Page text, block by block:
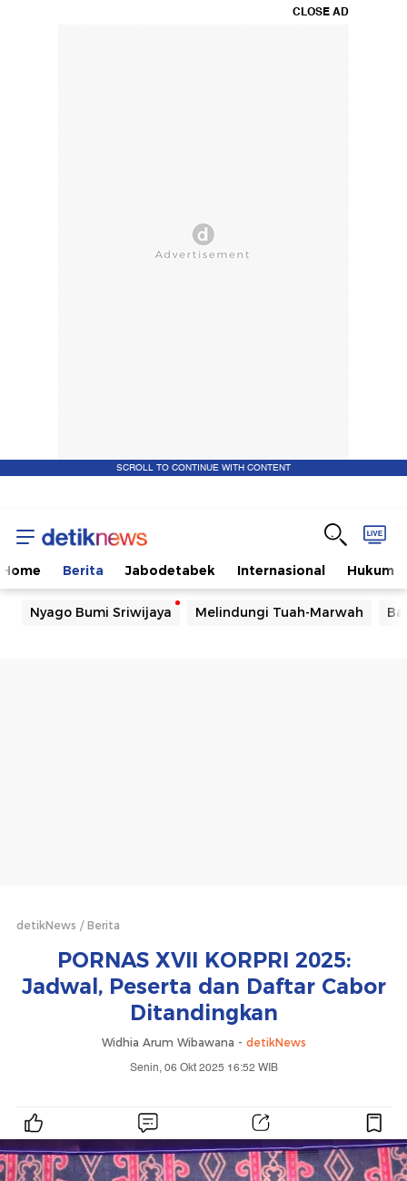
CLOSE AD
SCROLL TO CONTINUE WITH CONTENT
Home Berita Jabodetabek Internasional Hukum
Nyago Bumi Sriwijaya Melindungi Tuah-Marwah
detikNews Berita
PORNAS XVII KORPRI 2025:
Jadwal, Peserta dan Daftar Cabor
Ditandingkan
Widhia Arum Wibawana - detikNews
Senin, 06 Okt 2025 16:52 WIB